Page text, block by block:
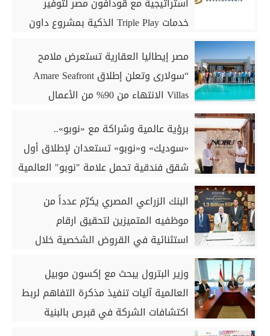
خدمات Triple Play الذكية بمشروع داون
مصر إيطاليا العقارية تستعرض ملامح
“سولارى وتعلن إطلاق Amare Seafront
Villas الانتهاء من 90% من الأعمال
برؤية عالمية وشراكة مع «نوبو»..
«سوديك» و«نوبو» تستعدان لإطلاق أول
شقق فندقية تحمل علامة "نوبو" العالمية
أيام
البنك الزراعي المصري يكرّم عدداً من
موظفيه المتميزين لتحقيق ارقام
استثنائية في القروض الشخصية خلال
وزير البترول يبحث مع إكسون موبيل
العالمية آليات تنفيذ مذكرة التفاهم لربط
اكتشافات الشركة في قبرص بالبنية